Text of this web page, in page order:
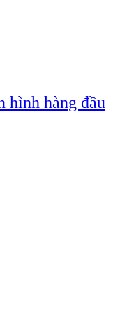
hình hàng đầu